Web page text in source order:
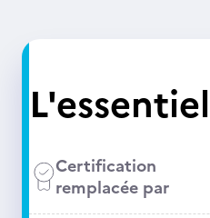
L'essentiel
Certification
remplacée par